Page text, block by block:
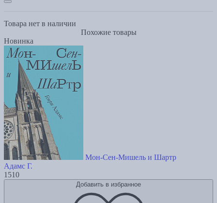
Товара нет в наличии
Похожие товары
Новинка
Мон-Сен-Мишель и Шартр
Адамс Г.
1510
Добавить в избранное